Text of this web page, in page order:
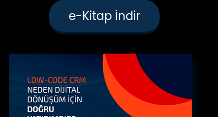
e-Kitap İndir